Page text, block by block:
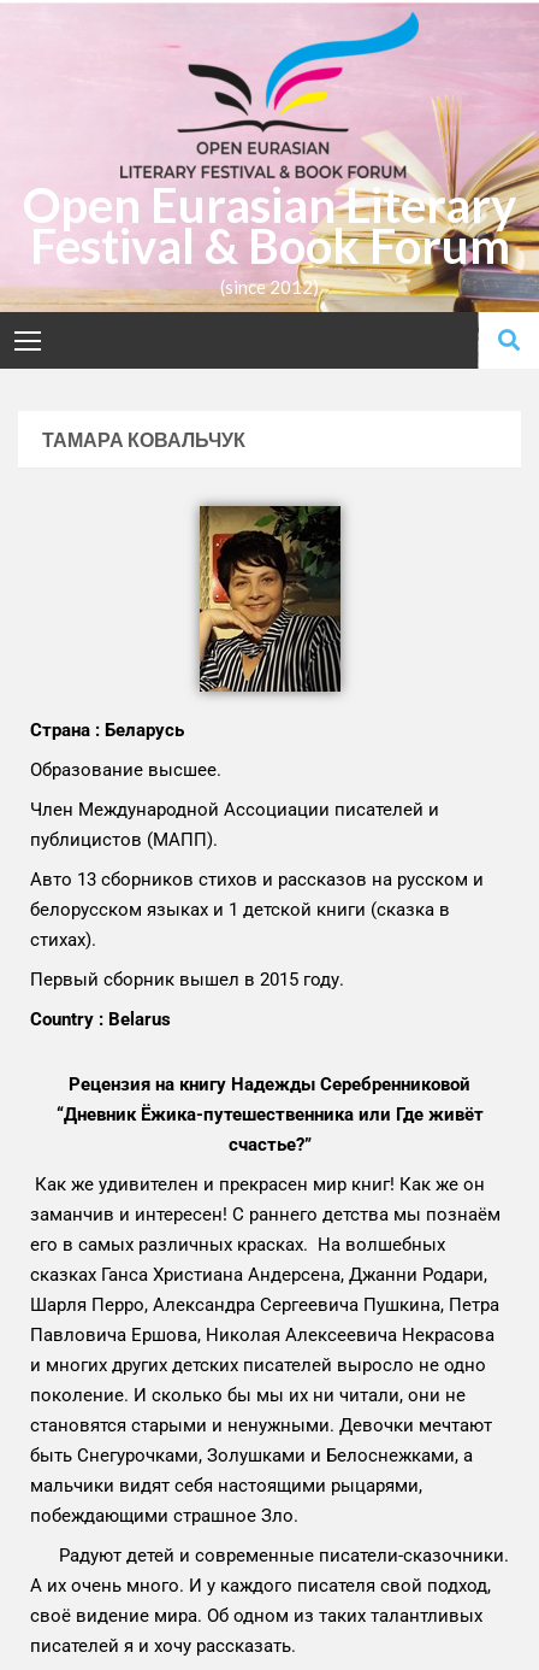
Open Eurasian Literary
Festival & Book Forum
(since 2012)
ТАМАРА КОВАЛЬЧУК
Страна : Беларусь
Образование высшее.
Член Международной Ассоциации писателей и
публицистов (МАПП).
Авто 13 сборников стихов и рассказов на русском и
белорусском языках и 1 детской книги (сказка в
стихах).
Первый сборник вышел в 2015 году.
Country : Belarus
Рецензия на книгу Надежды Серебренниковой
“Дневник Ёжика-путешественника или Где живёт
счастье?”
Как же удивителен и прекрасен мир книг! Как же он
заманчив и интересен! С раннего детства мы познаём
его в самых различных красках. На волшебных
сказках Ганса Христиана Андерсена, Джанни Родари,
Шарля Перро, Александра Сергеевича Пушкина, Петра
Павловича Ершова, Николая Алексеевича Некрасова
и многих других детских писателей выросло не одно
поколение. И сколько бы мы их ни читали, они не
становятся старыми и ненужными. Девочки мечтают
быть Снегурочками, Золушками и Белоснежками, а
мальчики видят себя настоящими рыцарями,
побеждающими страшное Зло.
Радуют детей и современные писатели-сказочники.
А их очень много. И у каждого писателя свой подход,
своё видение мира. Об одном из таких талантливых
писателей я и хочу рассказать.